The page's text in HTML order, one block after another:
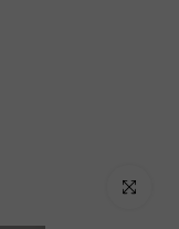
Haz